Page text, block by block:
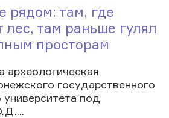
рядом: там, где
лес, там раньше гулял
просторам
археологическая
государственного
университета под